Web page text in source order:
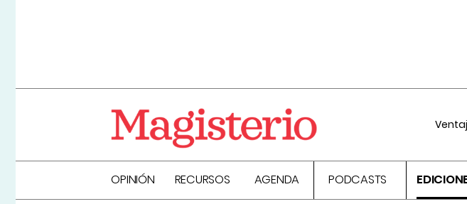
OPINIÓN RECURSOS AGENDA PODCASTS